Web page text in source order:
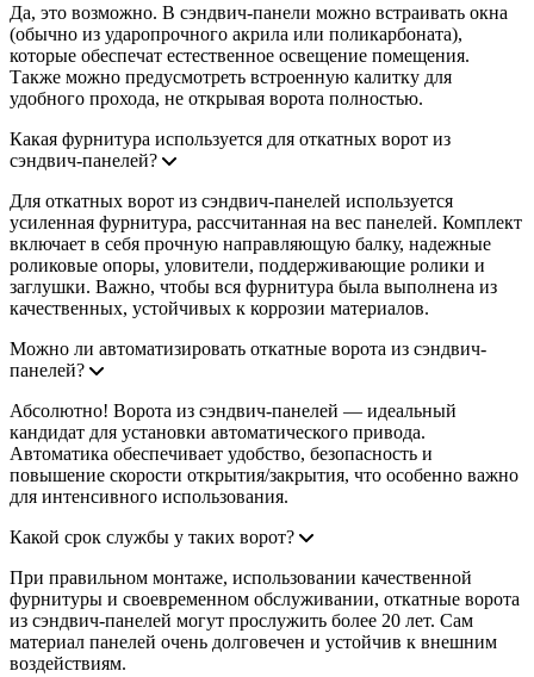
Да, это возможно. В сэндвич-панели можно встраивать окна
(обычно из ударопрочного акрила или поликарбоната),
которые обеспечат естественное освещение помещения.
Также можно предусмотреть встроенную калитку для
удобного прохода, не открывая ворота полностью.
Какая фурнитура используется для откатных ворот из
сэндвич-панелей?
Для откатных ворот из сэндвич-панелей используется
усиленная фурнитура, рассчитанная на вес панелей. Комплект
включает в себя прочную направляющую балку, надежные
роликовые опоры, уловители, поддерживающие ролики и
заглушки. Важно, чтобы вся фурнитура была выполнена из
качественных, устойчивых к коррозии материалов.
Можно ли автоматизировать откатные ворота из сэндвич-
панелей?
Абсолютно! Ворота из сэндвич-панелей — идеальный
кандидат для установки автоматического привода.
Автоматика обеспечивает удобство, безопасность и
повышение скорости открытия/закрытия, что особенно важно
для интенсивного использования.
Какой срок службы у таких ворот?
При правильном монтаже, использовании качественной
фурнитуры и своевременном обслуживании, откатные ворота
из сэндвич-панелей могут прослужить более 20 лет. Сам
материал панелей очень долговечен и устойчив к внешним
воздействиям.